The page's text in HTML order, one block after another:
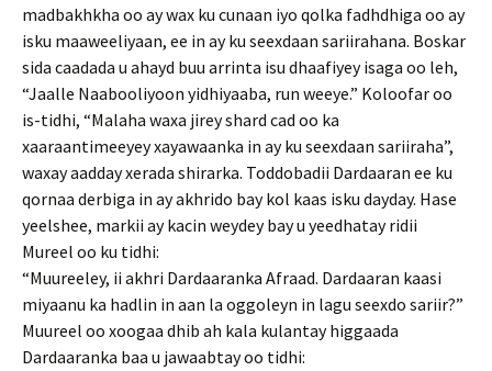
madbakhkha oo ay wax ku cunaan iyo qolka fadhdhiga oo ay
isku maaweeliyaan, ee in ay ku seexdaan sariirahana. Boskar
sida caadada u ahayd buu arrinta isu dhaafiyey isaga oo leh,
“Jaalle Naabooliyoon yidhiyaaba, run weeye.” Koloofar oo
is-tidhi, “Malaha waxa jirey shard cad oo ka
xaaraantimeeyey xayawaanka in ay ku seexdaan sariiraha”,
waxay aadday xerada shirarka. Toddobadii Dardaaran ee ku
qornaa derbiga in ay akhrido bay kol kaas isku dayday. Hase
yeelshee, markii ay kacin weydey bay u yeedhatay ridii
Mureel oo ku tidhi:
“Muureeley, ii akhri Dardaaranka Afraad. Dardaaran kaasi
miyaanu ka hadlin in aan la oggoleyn in lagu seexdo sariir?”
Muureel oo xoogaa dhib ah kala kulantay higgaada
Dardaaranka baa u jawaabtay oo tidhi: